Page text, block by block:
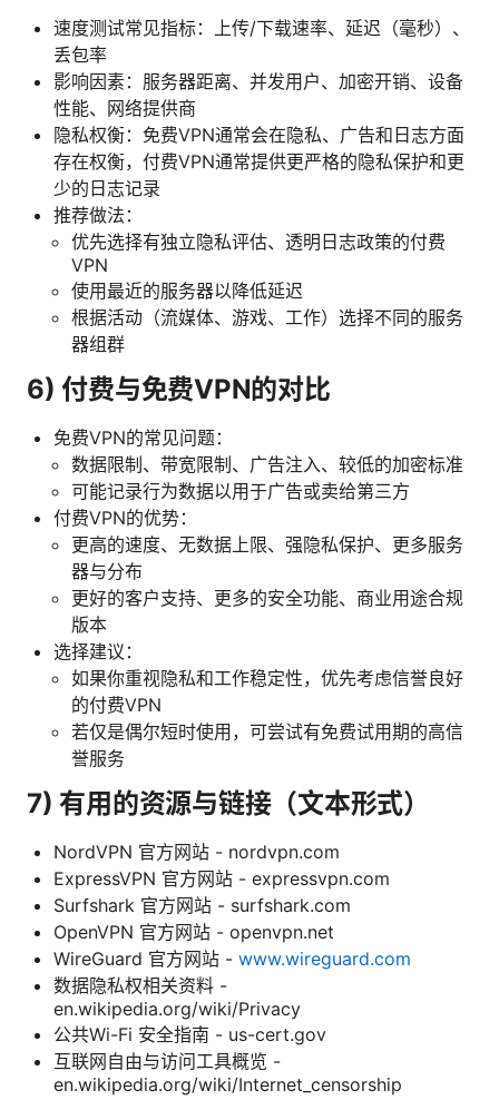
速度测试常见指标：上传/下载速率、延迟（毫秒）、
丢包率
影响因素：服务器距离、并发用户、加密开销、设备
性能、网络提供商
隐私权衡：免费VPN通常会在隐私、广告和日志方面
存在权衡，付费VPN通常提供更严格的隐私保护和更
少的日志记录
推荐做法：
优先选择有独立隐私评估、透明日志政策的付费
VPN
使用最近的服务器以降低延迟
根据活动（流媒体、游戏、工作）选择不同的服务
器组群
6) 付费与免费VPN的对比
免费VPN的常见问题：
数据限制、带宽限制、广告注入、较低的加密标准
可能记录行为数据以用于广告或卖给第三方
付费VPN的优势：
更高的速度、无数据上限、强隐私保护、更多服务
器与分布
更好的客户支持、更多的安全功能、商业用途合规
版本
选择建议：
如果你重视隐私和工作稳定性，优先考虑信誉良好
的付费VPN
若仅是偶尔短时使用，可尝试有免费试用期的高信
誉服务
7) 有用的资源与链接（文本形式）
NordVPN 官方网站 - nordvpn.com
ExpressVPN 官方网站 - expressvpn.com
Surfshark 官方网站 - surfshark.com
OpenVPN 官方网站 - openvpn.net
WireGuard 官方网站 - www.wireguard.com
数据隐私权相关资料 -
en.wikipedia.org/wiki/Privacy
公共Wi-Fi 安全指南 - us-cert.gov
互联网自由与访问工具概览 -
en.wikipedia.org/wiki/Internet_censorship